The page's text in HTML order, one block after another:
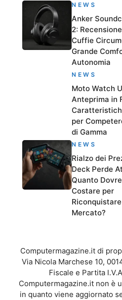
NEWS
Anker
2:
Cuffie
Grande
Autonomia
NEWS
Moto Watch
Anteprima in
per
di Gamma
NEWS
Rialzo dei
Deck Perde
Quanto
Costare per
Mercato?
Computermagazine.it di
Via Nicola Marchese 10,
Fiscale e Partita
Computermagazine.it non è
in quanto viene aggiornato